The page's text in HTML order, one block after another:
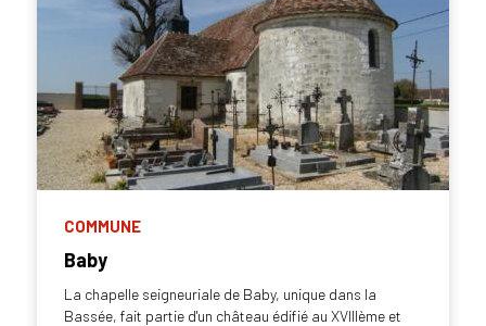
COMMUNE
Baby
La chapelle seigneuriale de Baby, unique dans la
Bassée, fait partie d'un château édifié au XVIIIème et